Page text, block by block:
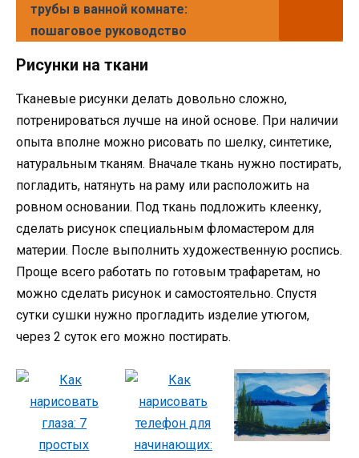
трубы в ванной комнате:
пошаговое руководство
Рисунки на ткани
Тканевые рисунки делать довольно сложно,
потренироваться лучше на иной основе. При наличии
опыта вполне можно рисовать по шелку, синтетике,
натуральным тканям. Вначале ткань нужно постирать,
погладить, натянуть на раму или расположить на
ровном основании. Под ткань подложить клеенку,
сделать рисунок специальным фломастером для
материи. После выполнить художественную роспись.
Проще всего работать по готовым трафаретам, но
можно сделать рисунок и самостоятельно. Спустя
сутки сушки нужно прогладить изделие утюгом,
через 2 суток его можно постирать.